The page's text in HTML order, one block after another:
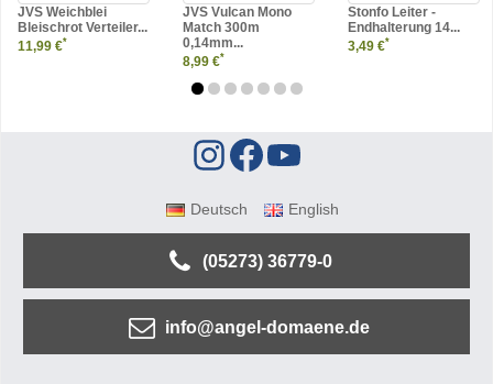
JVS Weichblei
Bleischrot Verteiler...
11,99 €*
JVS Vulcan Mono
Match 300m
0,14mm...
8,99 €*
Stonfo Leiter -
Endhalterung 14...
3,49 €*
Deutsch English
(05273) 36779-0
info@angel-domaene.de